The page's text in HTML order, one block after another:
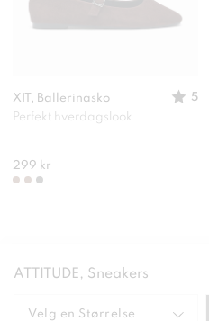
XIT, Ballerinasko
5
Perfekt hverdagslook
299 kr
ATTITUDE, Sneakers
Velg en Størrelse